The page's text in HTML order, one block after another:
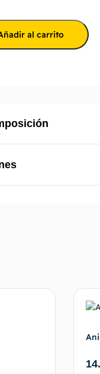
al carrito